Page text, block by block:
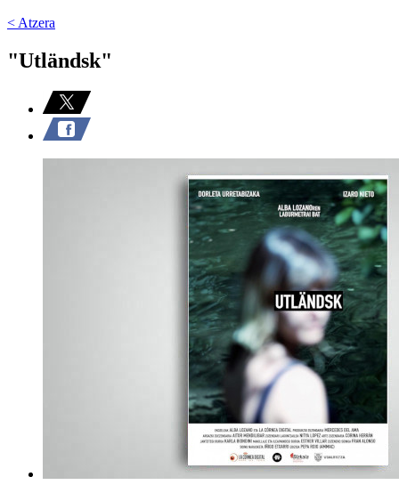
< Atzera
"Utländsk"